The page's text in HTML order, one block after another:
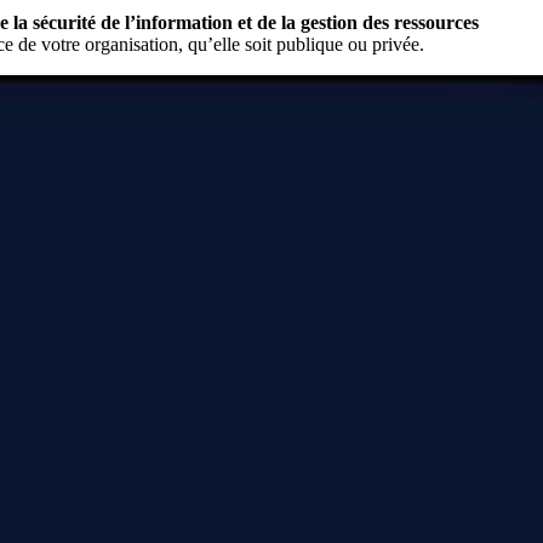
sécurité de l’information et de la gestion des ressources
de votre organisation, qu’elle soit publique ou privée.